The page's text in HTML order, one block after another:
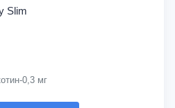
Slim
0,3 мг